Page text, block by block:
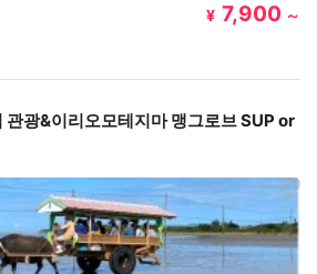
¥ 7,900 ～
광&이리오모테지마 맹그로브 SUP or